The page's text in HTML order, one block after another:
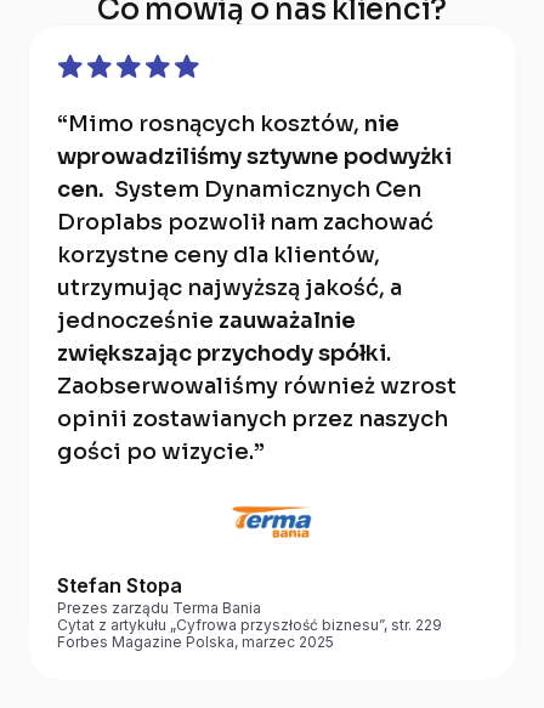
Co mówią o nas klienci?
“Mimo rosnących kosztów, nie
wprowadziliśmy sztywne podwyżki
cen. System Dynamicznych Cen
Droplabs pozwolił nam zachować
korzystne ceny dla klientów,
utrzymując najwyższą jakość, a
jednocześnie zauważalnie
zwiększając przychody spółki.
Zaobserwowaliśmy również wzrost
opinii zostawianych przez naszych
gości po wizycie.”
Stefan Stopa
Prezes zarządu Terma Bania
Cytat z artykułu „Cyfrowa przyszłość biznesu”, str. 229
Forbes Magazine Polska, marzec 2025